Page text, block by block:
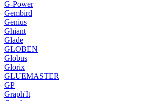
G-Power
Gembird
Genius
Ghiant
Glade
GLOBEN
Globus
Glorix
GLUEMASTER
GP
Graph'It